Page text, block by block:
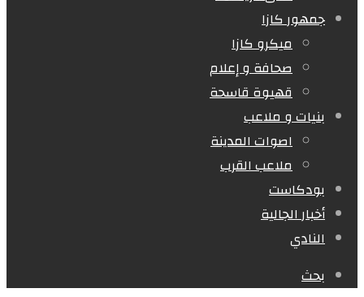
جمهور كازا
ميكرو كازا
صحافة و إعلام
قهيوة قاسحة
بنيات و ملاعب
اصوات المدينة
ملاعب القرب
بودكاست
أخبار الجالية
النادي
بحث